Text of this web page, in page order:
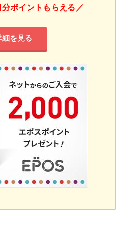
ポイントもらえる／
細を見る